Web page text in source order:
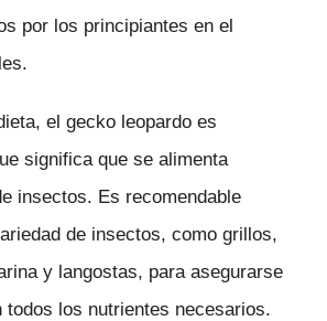
por los principiantes en el
el gecko leopardo es
significa que se alimenta
insectos. Es recomendable
de insectos, como grillos,
y langostas, para asegurarse
todos los nutrientes necesarios.